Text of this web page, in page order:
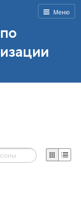
Меню